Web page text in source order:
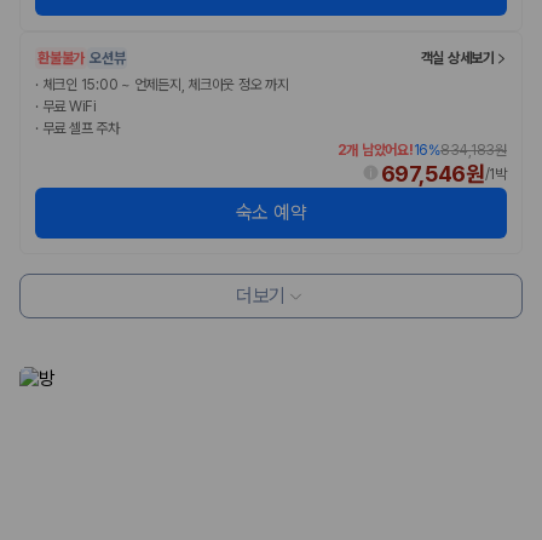
환불불가 오션뷰
객실 상세보기
· 체크인 15:00 ~ 언제든지, 체크아웃 정오 까지
· 무료 WiFi
· 무료 셀프 주차
2개 남았어요!16%834,183원
697,546원/1박
숙소 예약
더보기